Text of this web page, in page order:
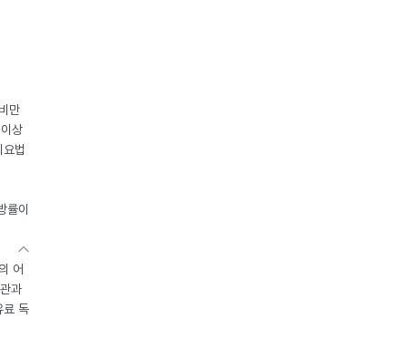
만
상
법
률이
어
과
료 독